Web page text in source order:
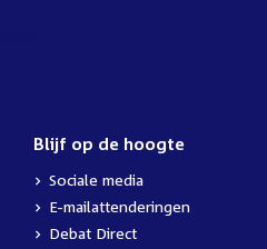
Blijf op de hoogte
Sociale media
E-mailattenderingen
Debat Direct